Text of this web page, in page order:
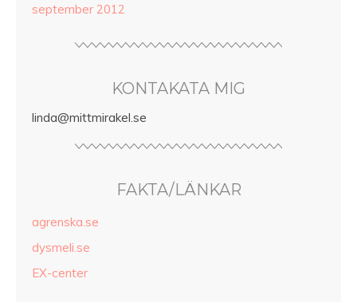
september 2012
KONTAKATA MIG
linda@mittmirakel.se
FAKTA/LÄNKAR
agrenska.se
dysmeli.se
EX-center